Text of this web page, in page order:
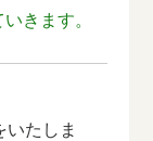
きます。
たしま